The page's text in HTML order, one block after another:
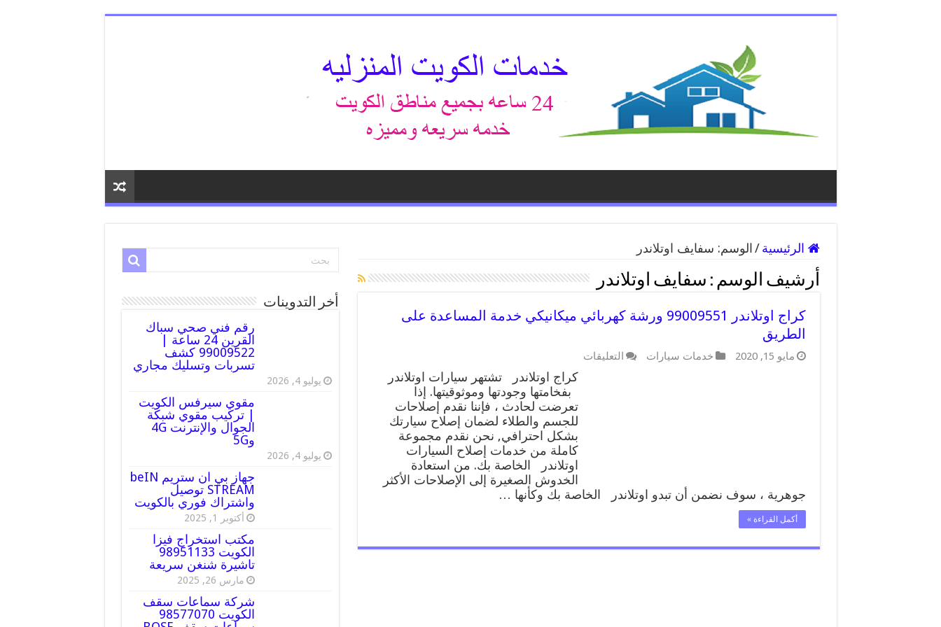
الرئيسية / الوسم: سفايف اوتلاندر
أرشيف الوسم : سفايف اوتلاندر
كراج اوتلاندر 99009551 ورشة كهربائي ميكانيكي خدمة المساعدة على
الطريق
مايو 15, 2020 خدمات سيارات التعليقات
اوتلاندر
99009551
ورشة
كهربائي
ميكانيكي
خدمة
المساعدة
على
الطريق
مغلقة
كراج اوتلاندر تشتهر سيارات اوتلاندر
بفخامتها وجودتها وموثوقيتها. إذا
تعرضت لحادث ، فإننا نقدم إصلاحات
للجسم والطلاء لضمان إصلاح سيارتك
بشكل احترافي, نحن نقدم مجموعة
كاملة من خدمات إصلاح السيارات
اوتلاندر الخاصة بك. من استعادة
الخدوش الصغيرة إلى الإصلاحات الأكثر
جوهرية ، سوف نضمن أن تبدو اوتلاندر الخاصة بك وكأنها …
أكمل القراءة »
أخر التدوينات
رقم فني صحي سباك
القرين 24 ساعة |
99009522 كشف
تسربات وتسليك مجاري
يوليو 4, 2026
مقوي سيرفس الكويت
| تركيب مقوي شبكة
الجوال والإنترنت 4G
و5G
يوليو 4, 2026
جهاز بي ان ستريم beIN
STREAM توصيل
واشتراك فوري بالكويت
أكتوبر 1, 2025
مكتب استخراج فيزا
الكويت 98951133
تاشيرة شنغن سريعة
مارس 26, 2025
شركة سماعات سقف
الكويت 98577070